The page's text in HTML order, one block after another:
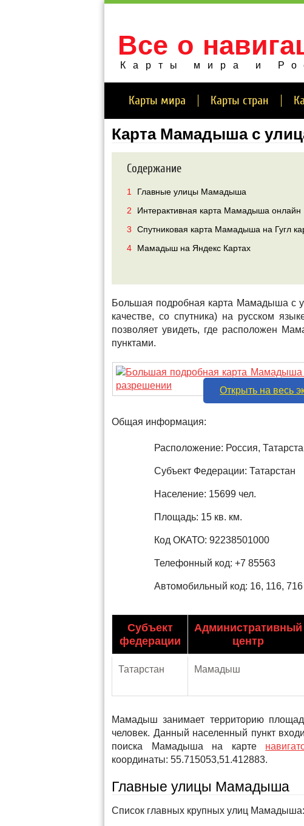
Все о
Карты мира и
Карты мира Карты стран
Карта Мамадыша с
Содержание
1
Главные улицы Мамадыша
2
Интерактивная карта Мамадыша онлайн
3
Спутниковая карта Мамадыша на Гугл
4
Мамадыш на Яндекс Картах
Большая подробная карта Мамадыша с
качестве, со спутника) на русском
позволяет увидеть, где расположен
пунктами.
Открыть на весь
Общая информация:
Расположение: Россия,
Субъект Федерации: Татарстан
Население: 15699 чел.
Площадь: 15 кв. км.
Код ОКАТО: 92238501000
Телефонный код: +7 85563
Автомобильный код: 16, 116, 716
Субъект
федерации
Административный
центр
Татарстан Мамадыш
Мамадыш занимает территорию
человек. Данный населенный пункт
поиска Мамадыша на карте
координаты: 55.715053,51.412883.
Главные улицы Мамадыша
Список главных крупных улиц Мамадыша: